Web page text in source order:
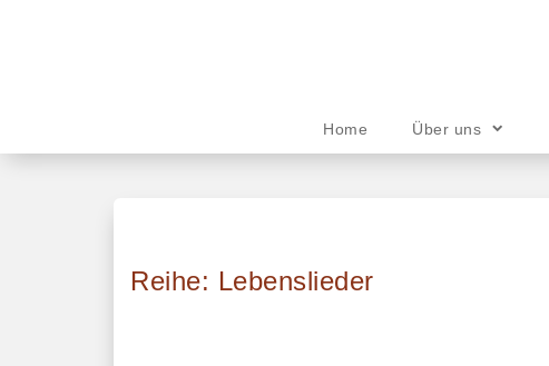
Home Über uns
Reihe: Lebenslieder